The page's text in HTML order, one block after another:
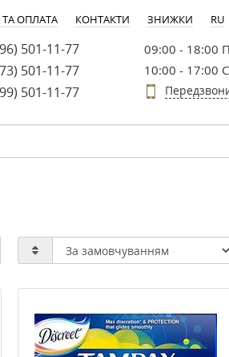
ОПЛАТА КОНТАКТИ ЗНИЖКИ RU
501-11-77
501-11-77
501-11-77
09:00 - 18:00
10:00 - 17:00
-40%